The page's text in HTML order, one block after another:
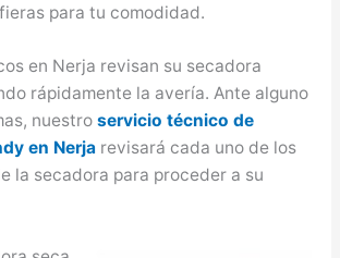
para tu comodidad.
en Nerja revisan su secadora
rápidamente la avería. Ante alguno
nuestro servicio técnico de
en Nerjarevisará cada uno de los
la secadora para proceder a su